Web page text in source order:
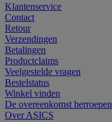
Klantenservice
Contact
Retour
Verzendingen
Betalingen
Productclaims
Veelgestelde vragen
Bestelstatus
Winkel vinden
De overeenkomst herroepen
Over ASICS